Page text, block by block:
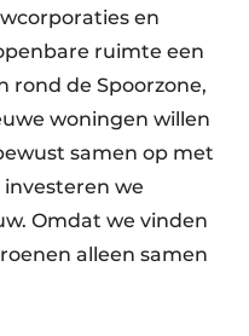
en
ruimte een
rond de Spoorzone,
woningen willen
samen op met
we
Omdat we vinden
alleen samen